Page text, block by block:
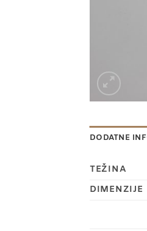
DODATNE
TEŽINA
DIMENZIJE